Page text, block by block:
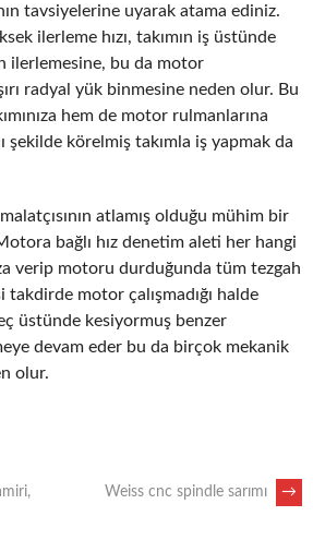
tavsiyelerine uyarak atama ediniz.
ilerleme hızı, takımın iş üstünde
ilerlemesine, bu da motor
radyal yük binmesine neden olur. Bu
hem de motor rulmanlarına
şekilde körelmiş takımla iş yapmak da
atlamış olduğu mühim bir
bağlı hız denetim aleti her hangi
verip motoru durduğunda tüm tezgah
takdirde motor çalışmadığı halde
üstünde kesiyormuş benzer
devam eder bu da birçok mekanik
olur.
Weiss cnc spindle sarımı →